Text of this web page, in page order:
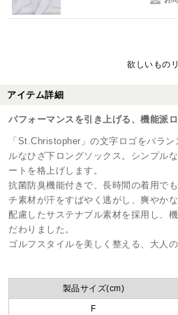
欲しいもの
アイテム詳細
パフォーマンスを引き上げる、機能派ロ
「St.Christopher」の文字ロゴをバラ
ルなひざ下ロングソックス。シンプル
ートを格上げします。
抗菌防臭機能付きで、長時間の着用で
チ素材が汗をすばやく逃がし、爽やか
配慮したサステナブル素材を採用し、
だわりました。
ゴルフスタイルを美しく整える、大人の
製品サイズ(cm)
F